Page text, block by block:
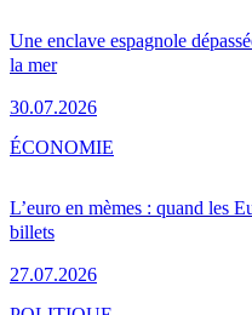
Une enclave espagnole
la mer
30.07.2026
L’euro en mèmes : quand les
billets
27.07.2026
ÉCONOMIE